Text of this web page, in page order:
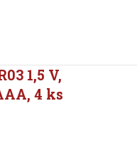
1,5 V,
4 ks